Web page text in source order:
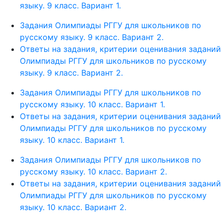
языку. 9 класс. Вариант 1.
Задания Олимпиады РГГУ для школьников по
русскому языку. 9 класс. Вариант 2.
Ответы на задания, критерии оценивания заданий
Олимпиады РГГУ для школьников по русскому
языку. 9 класс. Вариант 2.
Задания Олимпиады РГГУ для школьников по
русскому языку. 10 класс. Вариант 1.
Ответы на задания, критерии оценивания заданий
Олимпиады РГГУ для школьников по русскому
языку. 10 класс. Вариант 1.
Задания Олимпиады РГГУ для школьников по
русскому языку. 10 класс. Вариант 2.
Ответы на задания, критерии оценивания заданий
Олимпиады РГГУ для школьников по русскому
языку. 10 класс. Вариант 2.